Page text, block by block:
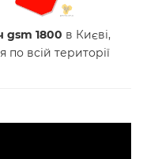
gsm 1800 в Києві,
всій території